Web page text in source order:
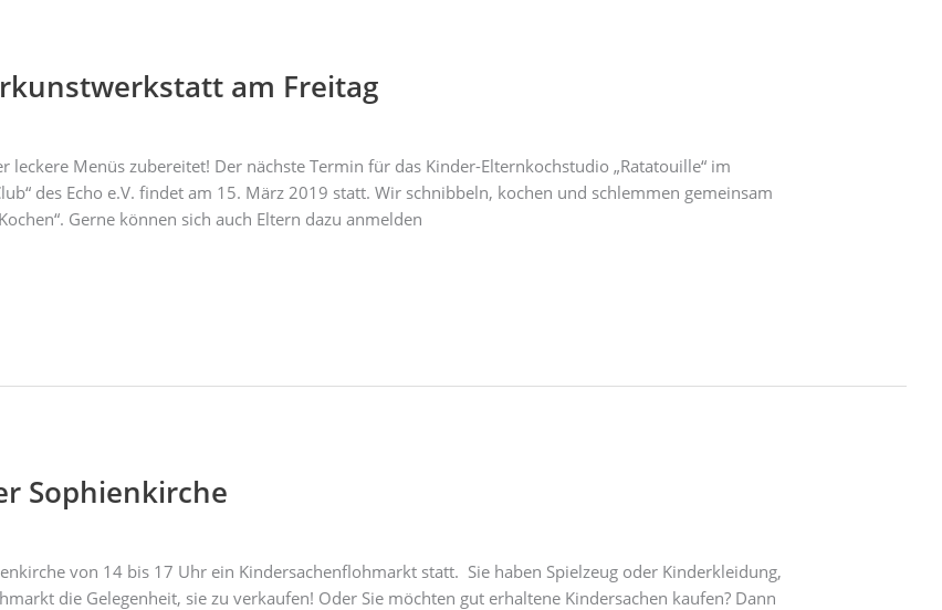
am Freitag
Menüs zubereitet! Der nächste Termin für das Kinder-Elternkochstudio „Ratatouille“ im
des Echo e.V. findet am 15. März 2019 statt. Wir schnibbeln, kochen und schlemmen gemeinsam
Gerne können sich auch Eltern dazu anmelden
Sophienkirche
von 14 bis 17 Uhr ein Kindersachenflohmarkt statt. Sie haben Spielzeug oder Kinderkleidung,
die Gelegenheit, sie zu verkaufen! Oder Sie möchten gut erhaltene Kindersachen kaufen? Dann